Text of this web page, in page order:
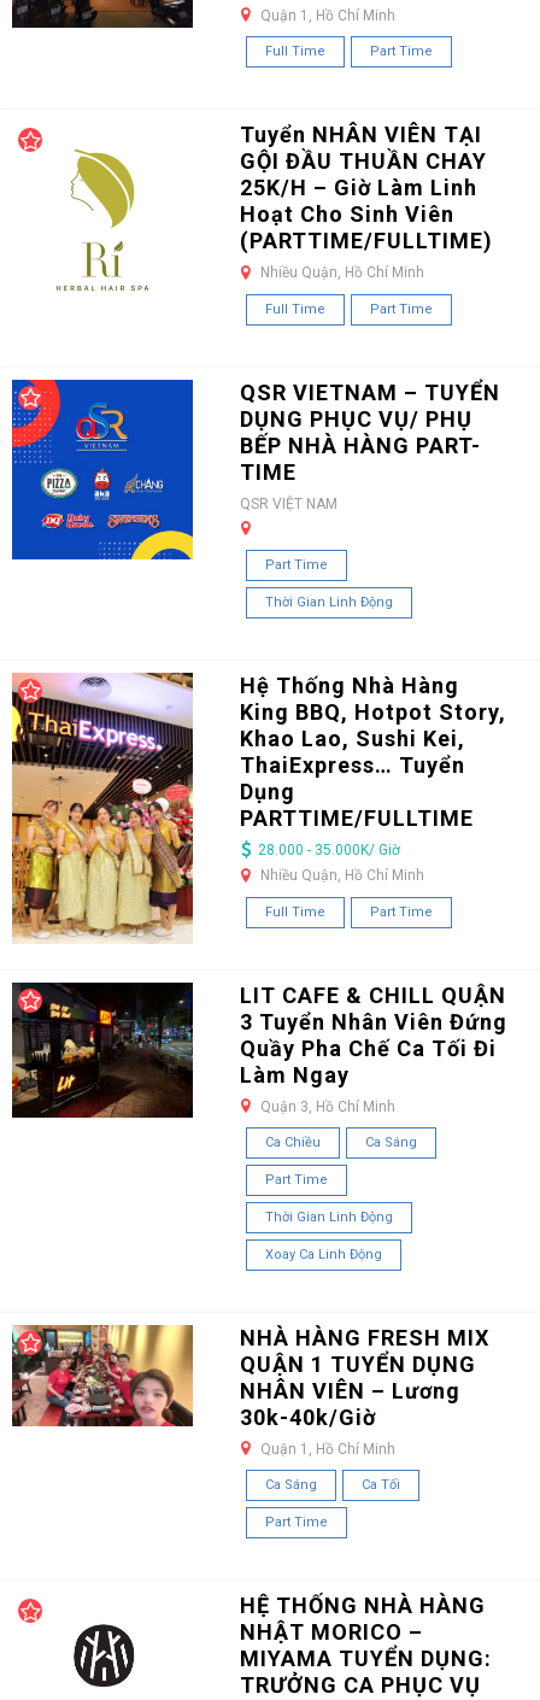
Quận 1, Hồ Chí Minh
Full Time Part Time
Tuyển NHÂN VIÊN TẠI
GỘI ĐẦU THUẦN CHAY
25K/H – Giờ Làm Linh
Hoạt Cho Sinh Viên
(PARTTIME/FULLTIME)
Nhiều Quận, Hồ Chí Minh
Full Time Part Time
QSR VIETNAM – TUYỂN
DỤNG PHỤC VỤ/ PHỤ
BẾP NHÀ HÀNG PART-
TIME
QSR VIỆT NAM
Part Time
Thời Gian Linh Động
Hệ Thống Nhà Hàng
King BBQ, Hotpot Story,
Khao Lao, Sushi Kei,
ThaiExpress… Tuyển
Dụng
PARTTIME/FULLTIME
28.000 - 35.000K/ Giờ
Nhiều Quận, Hồ Chí Minh
Full Time Part Time
LIT CAFE & CHILL QUẬN
3 Tuyển Nhân Viên Đứng
Quầy Pha Chế Ca Tối Đi
Làm Ngay
Quận 3, Hồ Chí Minh
Ca Chiều Ca Sáng
Part Time
Thời Gian Linh Động
Xoay Ca Linh Động
NHÀ HÀNG FRESH MIX
QUẬN 1 TUYỂN DỤNG
NHÂN VIÊN – Lương
30k-40k/Giờ
Quận 1, Hồ Chí Minh
Ca Sáng Ca Tối
Part Time
HỆ THỐNG NHÀ HÀNG
NHẬT MORICO –
MIYAMA TUYỂN DỤNG:
TRƯỞNG CA PHỤC VỤ